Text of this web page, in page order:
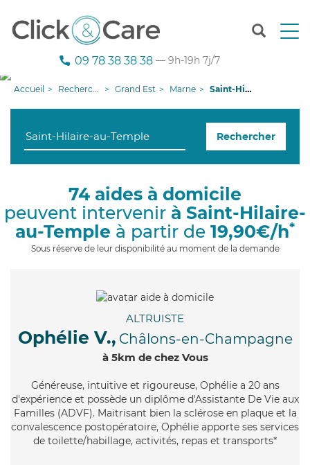
T
n
g
i
o
09 78 38 38 38 — 9h-19h 7j/7
Accueil Recherche aide à domicile Grand Est Marne Saint-Hilaire-au-Temple
Rechercher
74 aides à domicile
peuvent intervenir à Saint-Hilaire-
au-Temple à partir de 19,90€/h*
Sous réserve de leur disponibilité au moment de la demande
ALTRUISTE
Ophélie V., Châlons-en-Champagne
à 5km de chez Vous
Généreuse, intuitive et rigoureuse, Ophélie a 20 ans
d'expérience et possède un diplôme d'Assistante De Vie aux
Familles (ADVF). Maitrisant bien la sclérose en plaque et la
convalescence postopératoire, Ophélie apporte ses services
de toilette/habillage, activités, repas et transports*